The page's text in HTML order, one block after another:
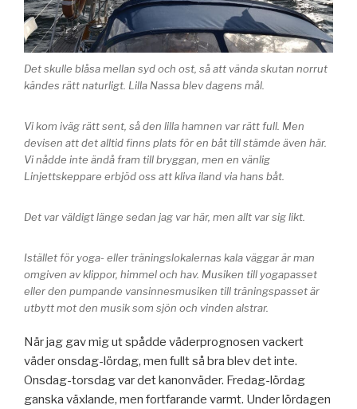
Det skulle blåsa mellan syd och ost, så att vända skutan norrut
kändes rätt naturligt. Lilla Nassa blev dagens mål.
Vi kom iväg rätt sent, så den lilla hamnen var rätt full. Men
devisen att det alltid finns plats för en båt till stämde även här.
Vi nådde inte ändå fram till bryggan, men en vänlig
Linjettskeppare erbjöd oss att kliva iland via hans båt.
Det var väldigt länge sedan jag var här, men allt var sig likt.
Istället för yoga- eller träningslokalernas kala väggar är man
omgiven av klippor, himmel och hav. Musiken till yogapasset
eller den pumpande vansinnesmusiken till träningspasset är
utbytt mot den musik som sjön och vinden alstrar.
När jag gav mig ut spådde väderprognosen vackert
väder onsdag-lördag, men fullt så bra blev det inte.
Onsdag-torsdag var det kanonväder. Fredag-lördag
ganska växlande, men fortfarande varmt. Under lördagen